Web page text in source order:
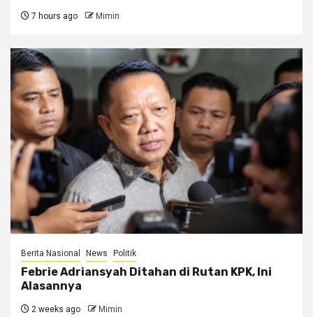
7 hours ago Mimin
Berita Nasional News Politik
Febrie Adriansyah Ditahan di Rutan KPK, Ini
Alasannya
2 weeks ago Mimin